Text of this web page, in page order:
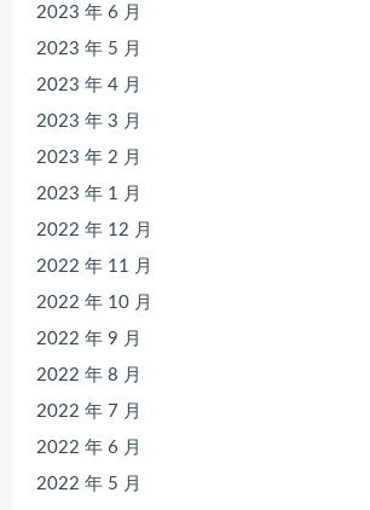
2023 年 6 月
2023 年 5 月
2023 年 4 月
2023 年 3 月
2023 年 2 月
2023 年 1 月
2022 年 12 月
2022 年 11 月
2022 年 10 月
2022 年 9 月
2022 年 8 月
2022 年 7 月
2022 年 6 月
2022 年 5 月